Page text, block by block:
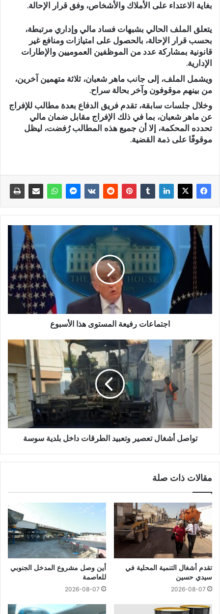
بغاية الاعتداء على الأملاك والأشخاص، وفق قرار الإحالة.
يتعلق الملف الحالي بشبهات فساد مالي وإداري مرتبطة،
بحسب قرار الإحالة، بالحصول على امتيازات ومنافع غير
قانونية بمشاركة عدد من الموظفين العموميين والإطارات
الإدارية.
ويشمل الملف، إلى جانب ماهر شعبان، ثلاثة متهمين آخرين،
من بينهم موقوفون وآخر بحالة سراح.
وخلال جلسات سابقة، تقدم فريق الدفاع بعدة مطالب للإفراج
عن ماهر شعبان، بما في ذلك الإفراج مقابل ضمان مالي
تحدده المحكمة، إلا أن جميع هذه المطالب رُفضت، ليظل
موقوفًا على ذمة القضية.
⁠اجتماعات ‌رفيعة المستوى هذا الأسبوع
تواصل أشغال تعصير وتعبيد الطرقات داخل بلدية سوسة
مقالات ذات صلة
تقدم أشغال التنمية المحلية في
سيدي حسين
2026-08-07
أين وصل مشروع المدخل الجنوبي
للعاصمة
2026-08-07